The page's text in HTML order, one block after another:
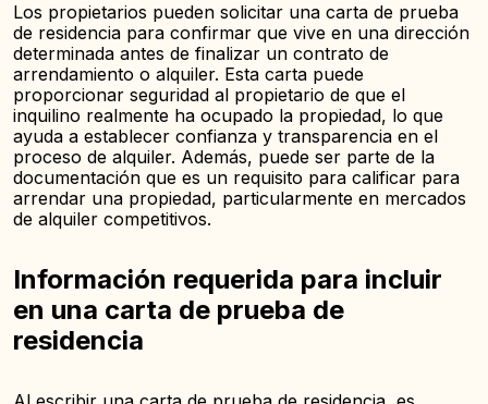
Los propietarios pueden solicitar una carta de prueba
de residencia para confirmar que vive en una dirección
determinada antes de finalizar un contrato de
arrendamiento o alquiler. Esta carta puede
proporcionar seguridad al propietario de que el
inquilino realmente ha ocupado la propiedad, lo que
ayuda a establecer confianza y transparencia en el
proceso de alquiler. Además, puede ser parte de la
documentación que es un requisito para calificar para
arrendar una propiedad, particularmente en mercados
de alquiler competitivos.
Información requerida para incluir
en una carta de prueba de
residencia